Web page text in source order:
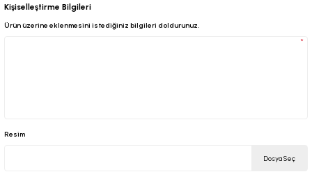
Kişiselleştirme Bilgileri
Ürün üzerine eklenmesini istediğiniz bilgileri doldurunuz.
*
Resim
Dosya Seç